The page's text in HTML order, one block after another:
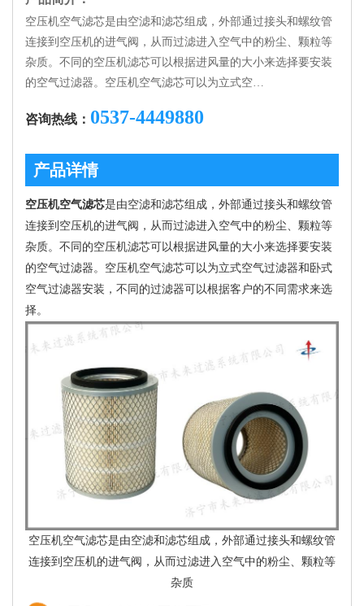
空压机空气滤芯是由空滤和滤芯组成，外部通过接头和螺纹管
连接到空压机的进气阀，从而过滤进入空气中的粉尘、颗粒等
杂质。不同的空压机滤芯可以根据进风量的大小来选择要安装
的空气过滤器。空压机空气滤芯可以为立式空…
咨询热线： 0537-4449880
产品详情
空压机空气滤芯是由空滤和滤芯组成，外部通过接头和螺纹管
连接到空压机的进气阀，从而过滤进入空气中的粉尘、颗粒等
杂质。不同的空压机滤芯可以根据进风量的大小来选择要安装
的空气过滤器。空压机空气滤芯可以为立式空气过滤器和卧式
空气过滤器安装，不同的过滤器可以根据客户的不同需求来选
择。
空压机空气滤芯是由空滤和滤芯组成，外部通过接头和螺纹管
连接到空压机的进气阀，从而过滤进入空气中的粉尘、颗粒等
杂质